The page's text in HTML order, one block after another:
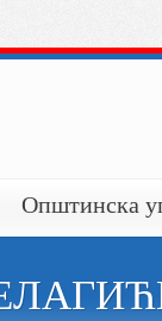
Општинска